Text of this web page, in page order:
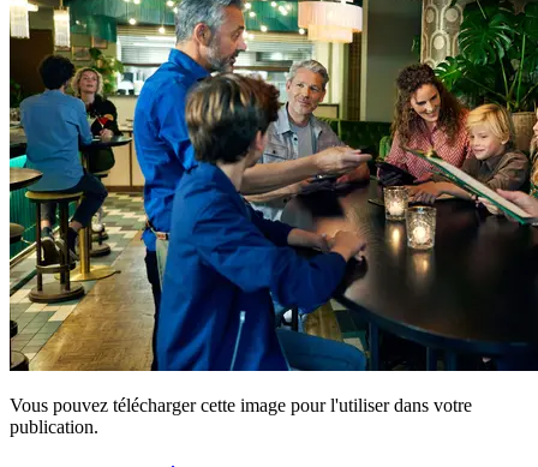
Vous pouvez télécharger cette image pour l'utiliser dans votre
publication.